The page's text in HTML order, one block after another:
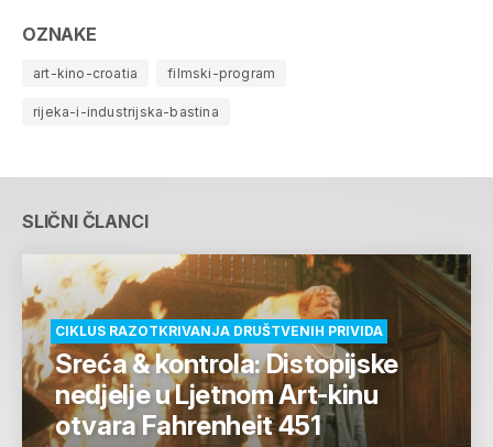
OZNAKE
art-kino-croatia filmski-program
rijeka-i-industrijska-bastina
SLIČNI ČLANCI
CIKLUS RAZOTKRIVANJA DRUŠTVENIH PRIVIDA
Sreća & kontrola: Distopijske
nedjelje u Ljetnom Art-kinu
otvara Fahrenheit 451